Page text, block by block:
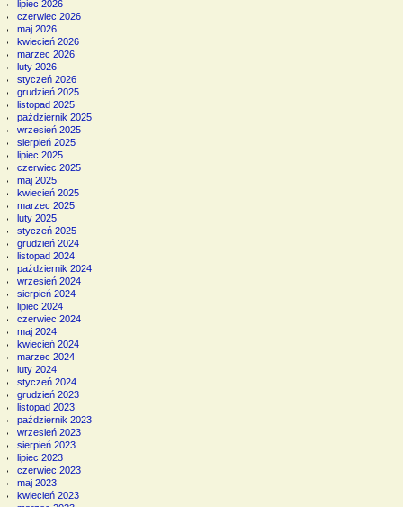
lipiec 2026
czerwiec 2026
maj 2026
kwiecień 2026
marzec 2026
luty 2026
styczeń 2026
grudzień 2025
listopad 2025
październik 2025
wrzesień 2025
sierpień 2025
lipiec 2025
czerwiec 2025
maj 2025
kwiecień 2025
marzec 2025
luty 2025
styczeń 2025
grudzień 2024
listopad 2024
październik 2024
wrzesień 2024
sierpień 2024
lipiec 2024
czerwiec 2024
maj 2024
kwiecień 2024
marzec 2024
luty 2024
styczeń 2024
grudzień 2023
listopad 2023
październik 2023
wrzesień 2023
sierpień 2023
lipiec 2023
czerwiec 2023
maj 2023
kwiecień 2023